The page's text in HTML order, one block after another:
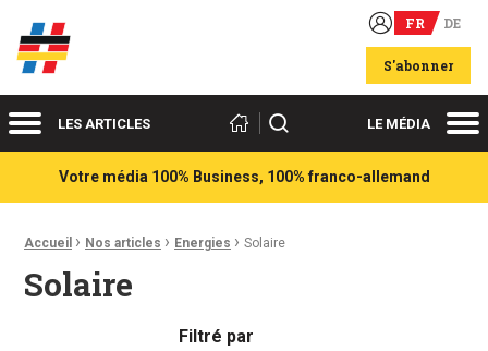
Acteurs du franco-allemand FR DE
S'abonner
MenuLES ARTICLES Rechercher LE MÉDIA
Votre média 100% Business, 100% franco-allemand
Fil d'Ariane :
Accueil › Nos articles › Energies › Solaire
Solaire
Filtré par